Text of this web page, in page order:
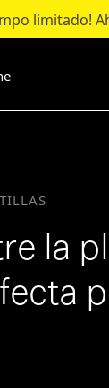
limitado!
la